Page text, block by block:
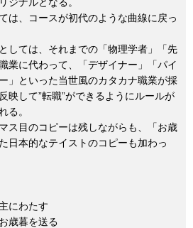
は、コースが初代のような曲線に戻っ
しては、それまでの「物理学者」「先
業に代わって、「デザイナー」「パイ
」といった当世風のカタカナ職業が採
映して”転職”ができるようにルールが
る。
ス目のコピーは残しながらも、「お歳
日本的なテイストのコピーも加わっ
にわたす
歳暮を送る